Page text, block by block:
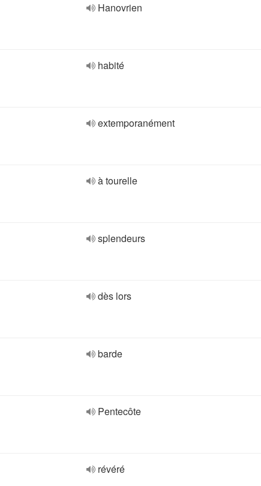
Hanovrien
habité
extemporanément
à tourelle
splendeurs
dès lors
barde
Pentecôte
révéré